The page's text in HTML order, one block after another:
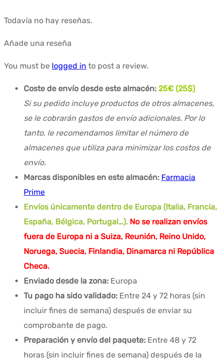
Todavía no hay reseñas.
Añade una reseña
You must be logged in to post a review.
Coste de envío desde este almacén: 25€ (25$)
Si su pedido incluye productos de otros almacenes,
se le cobrarán gastos de envío adicionales. Por lo
tanto, le recomendamos limitar el número de
almacenes que utiliza para minimizar los costos de
envío.
Marcas disponibles en este almacén: Farmacia
Prime
Envíos únicamente dentro de Europa (Italia, Francia,
España, Bélgica, Portugal…). No se realizan envíos
fuera de Europa ni a Suiza, Reunión, Reino Unido,
Noruega, Suecia, Finlandia, Dinamarca ni República
Checa.
Enviado desde la zona: Europa
Tu pago ha sido validado: Entre 24 y 72 horas (sin
incluir fines de semana) después de enviar su
comprobante de pago.
Preparación y envío del paquete: Entre 48 y 72
horas (sin incluir fines de semana) después de la